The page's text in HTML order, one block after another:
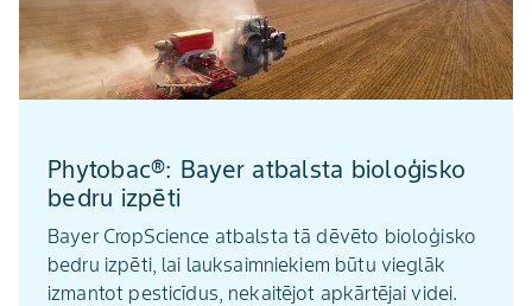
Phytobac®: Bayer atbalsta bioloģisko
bedru izpēti
Bayer CropScience atbalsta tā dēvēto bioloģisko
bedru izpēti, lai lauksaimniekiem būtu vieglāk
izmantot pesticīdus, nekaitējot apkārtējai videi.